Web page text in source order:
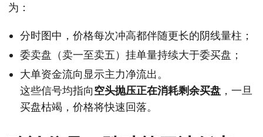
为：
分时图中，价格每次冲高都伴随更长的阴线量柱；
委卖盘（卖一至卖五）挂单量持续大于委买盘；
大单资金流向显示主力净流出。
这些信号均指向空头抛压正在消耗剩余买盘 ，一旦
买盘枯竭，价格将快速回落。